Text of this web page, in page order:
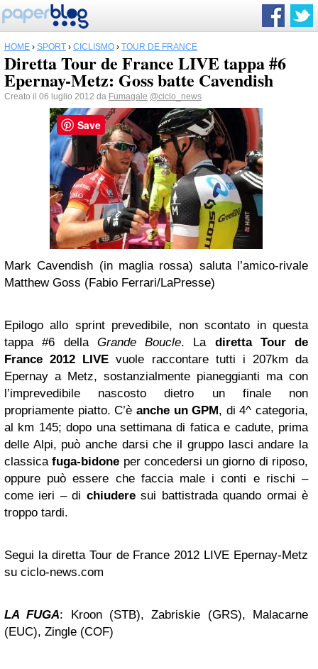
HOME › SPORT › CICLISMO › TOUR DE FRANCE
Diretta Tour de France LIVE tappa #6
Epernay-Metz: Goss batte Cavendish
Creato il 06 luglio 2012 da Fumagale @ciclo_news
Mark Cavendish (in maglia rossa) saluta l’amico-rivale
Matthew Goss (Fabio Ferrari/LaPresse)
Epilogo allo sprint prevedibile, non scontato in questa
tappa #6 della Grande Boucle. La diretta Tour de
France 2012 LIVE vuole raccontare tutti i 207km da
Epernay a Metz, sostanzialmente pianeggianti ma con
l’imprevedibile nascosto dietro un finale non
propriamente piatto. C’è anche un GPM, di 4^ categoria,
al km 145; dopo una settimana di fatica e cadute, prima
delle Alpi, può anche darsi che il gruppo lasci andare la
classicafuga-bidone per concedersi un giorno di riposo,
oppure può essere che faccia male i conti e rischi –
come ieri – di chiuderesui battistrada quando ormai è
troppo tardi.
Segui la diretta Tour de France 2012 LIVE Epernay-Metz
su ciclo-news.com
LA FUGA: Kroon (STB), Zabriskie (GRS), Malacarne
(EUC), Zingle (COF)
Save